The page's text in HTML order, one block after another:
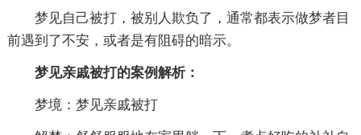
梦见自己被打，被别人欺负了，通常都表示做梦者目
前遇到了不安，或者是有阻碍的暗示。
梦见亲戚被打的案例解析：
梦境：梦见亲戚被打